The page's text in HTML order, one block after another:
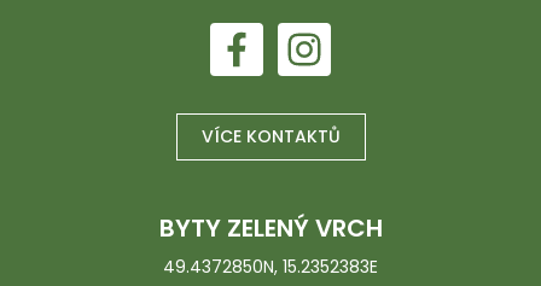
VÍCE KONTAKTŮ
BYTY ZELENÝ VRCH
49.4372850N, 15.2352383E